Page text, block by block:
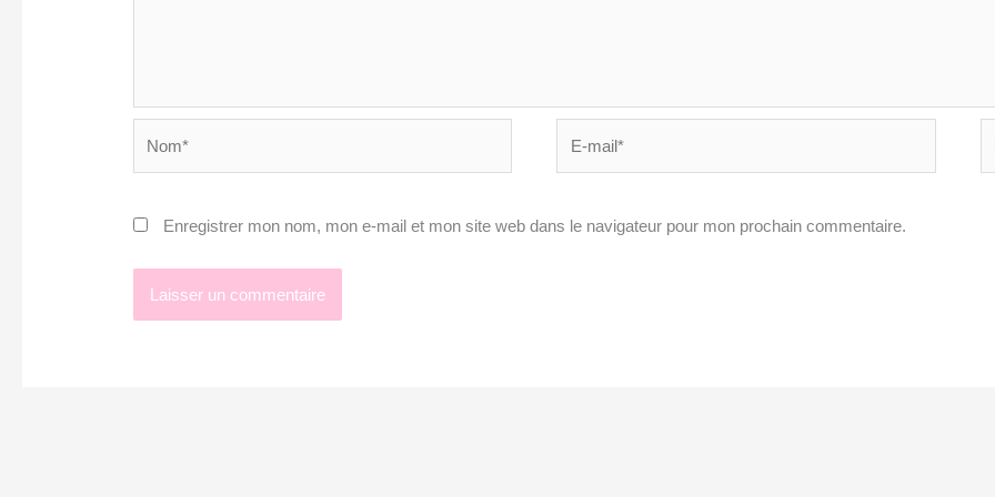
mail*
Enregistrer mon nom, mon e-mail et mon site web dans le navigateur pour mon prochain commentaire.